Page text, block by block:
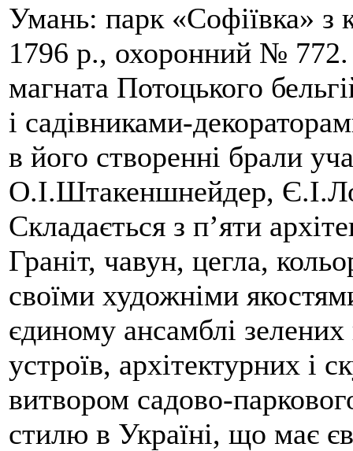
Умань: парк «Софіївка» з
1796 р., охоронний №
магната Потоцького
і садівниками-
в його створенні брали
О.І.Штакеншнейдер,
Складається з п’яти
Граніт, чавун, цегла,
своїми художніми
єдиному ансамблі
устроїв, архітектурних і
витвором садово-
стилю в Україні, що має